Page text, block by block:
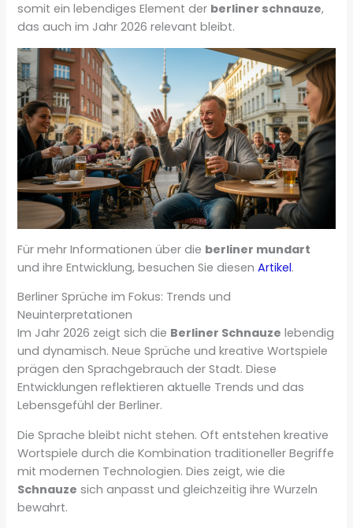
somit ein lebendiges Element der berliner schnauze,
das auch im Jahr 2026 relevant bleibt.
Für mehr Informationen über die berliner mundart
und ihre Entwicklung, besuchen Sie diesenArtikel.
Berliner Sprüche im Fokus: Trends und
Neuinterpretationen
Im Jahr 2026 zeigt sich die Berliner Schnauze lebendig
und dynamisch. Neue Sprüche und kreative Wortspiele
prägen den Sprachgebrauch der Stadt. Diese
Entwicklungen reflektieren aktuelle Trends und das
Lebensgefühl der Berliner.
Die Sprache bleibt nicht stehen. Oft entstehen kreative
Wortspiele durch die Kombination traditioneller Begriffe
mit modernen Technologien. Dies zeigt, wie die
Schnauze sich anpasst und gleichzeitig ihre Wurzeln
bewahrt.